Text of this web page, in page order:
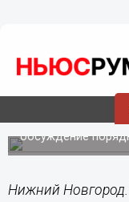
Меняя
спешке, мы
Глава Нижнего
обсуждение
Нижний Новгород.